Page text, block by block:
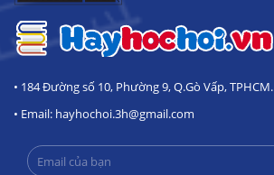
• 184 Đường số 10, Phường 9, Q.Gò Vấp, TPHCM.
• Email: hayhochoi.3h@gmail.com